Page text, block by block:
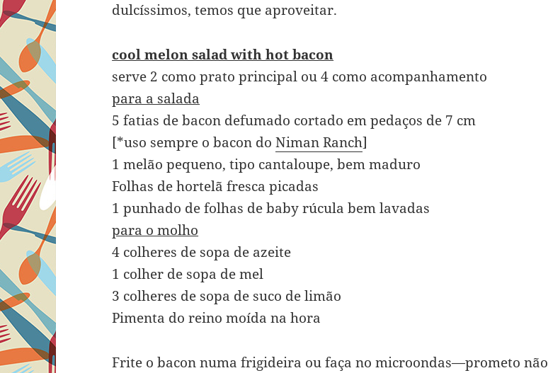
dulcíssimos, temos que aproveitar.
cool melon salad with hot bacon
serve 2 como prato principal ou 4 como acompanhamento
para a salada
5 fatias de bacon defumado cortado em pedaços de 7 cm
[*uso sempre o bacon doNiman Ranch]
1 melão pequeno, tipo cantaloupe, bem maduro
Folhas de hortelã fresca picadas
1 punhado de folhas de baby rúcula bem lavadas
para o molho
4 colheres de sopa de azeite
1 colher de sopa de mel
3 colheres de sopa de suco de limão
Pimenta do reino moída na hora
Frite o bacon numa frigideira ou faça no microondas—prometo não